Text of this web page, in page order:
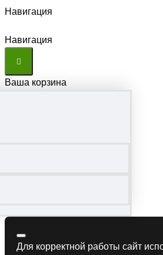
Навигация
Навигация
Ваша корзина
Для корректной работы сайт